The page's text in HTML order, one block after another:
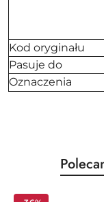
Kod oryginału
Pasuje do
Oznaczenia
Pomiń
o